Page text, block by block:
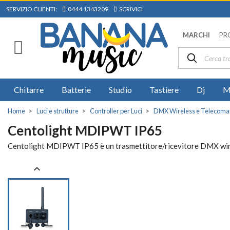
SERVIZIO CLIENTI: 0444 1343209 SCRIVICI
MARCHI
Chitarre Batterie Studio Tastiere Dj
Home Luci e strutture Controller per Luci DMX Wireless e
Centolight MDIPWT IP65
Centolight MDIPWT IP65 è un trasmettitore/ricevitore DMX
